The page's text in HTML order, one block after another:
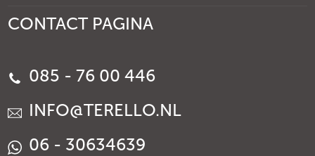
CONTACT PAGINA
085 - 76 00 446
INFO@TERELLO.NL
06 - 30634639